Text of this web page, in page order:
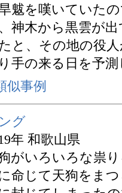
魃を嘆いていた
神木から黒雲が
と、その地の役
手の来る日を予
似事例
グ
年 和歌山県
がいろいろな祟
命じて天狗をま